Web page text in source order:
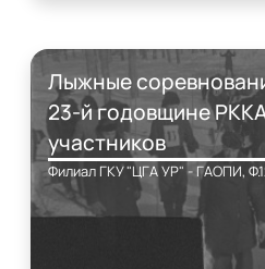
Лыжные
23-й годовщине
участников
Филиал ГКУ "ЦГА УР" - ГАОПИ,